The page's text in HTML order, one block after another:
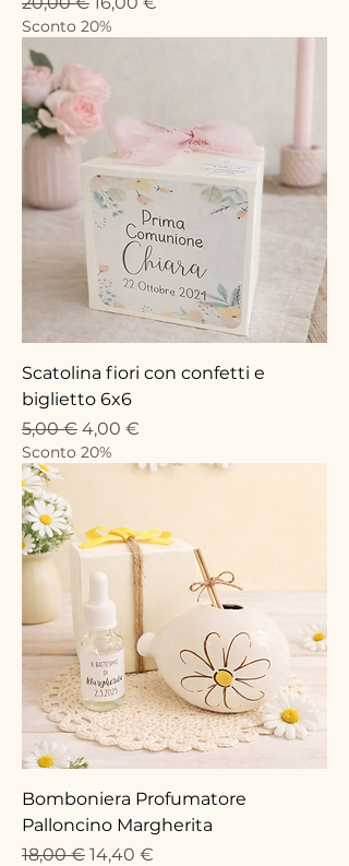
Sconto 20%
Scatolina fiori con confetti e
biglietto 6x6
Precio
5,00 € Precio de oferta
4,00 €
Sconto 20%
Bomboniera Profumatore
Palloncino Margherita
Precio
18,00 € Precio de oferta
14,40 €